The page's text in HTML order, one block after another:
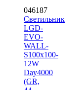
046187
Светильник
LGD-
EVO-
WALL-
S100x100-
12W
Day4000
(GR,